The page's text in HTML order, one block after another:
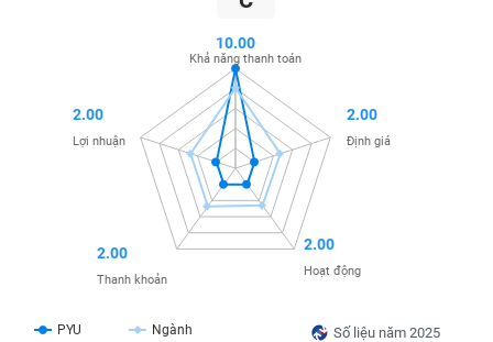
Số liệu năm 2025
PYU Ngành
10.00
Khả năng thanh toán
2.00
Định giá
2.00
Hoạt động
2.00
Thanh khoản
2.00
Lợi nhuận
DÙNG
KHÔNG